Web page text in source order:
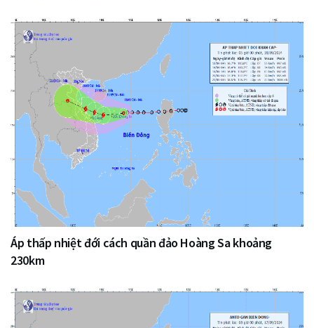
Áp thấp nhiệt đới cách quần đảo Hoàng Sa khoảng
230km